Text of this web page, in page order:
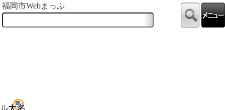
福岡市Webまっぷ